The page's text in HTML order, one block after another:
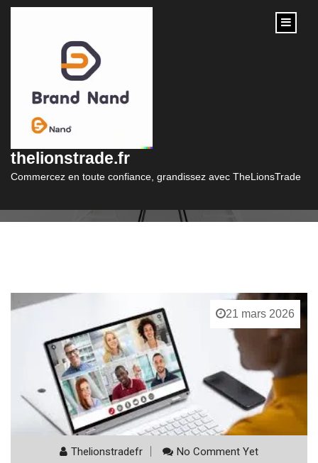
content
thelionstrade.fr
Commercez en toute confiance, grandissez avec TheLionsTrade
Catégorie :
21 mars 2026
Thelionstradefr No Comment Yet